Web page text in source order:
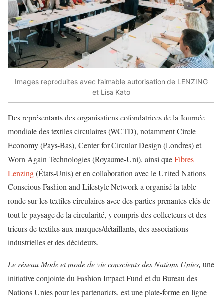
Images reproduites avec l’aimable autorisation de LENZING
et Lisa Kato
Des représentants des organisations cofondatrices de la Journée
mondiale des textiles circulaires (WCTD), notamment Circle
Economy (Pays-Bas), Center for Circular Design (Londres) et
Worn Again Technologies (Royaume-Uni), ainsi queFibres
Lenzing(États-Unis) et en collaboration avec le United Nations
Conscious Fashion and Lifestyle Network a organisé la table
ronde sur les textiles circulaires avec des parties prenantes clés de
tout le paysage de la circularité, y compris des collecteurs et des
trieurs de textiles aux marques/détaillants, des associations
industrielles et des décideurs.
Le réseau Mode et mode de vie conscients des Nations Unies, une
initiative conjointe du Fashion Impact Fund et du Bureau des
Nations Unies pour les partenariats, est une plate-forme en ligne